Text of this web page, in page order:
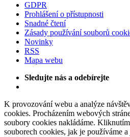
GDPR
Prohlášení o přístupnosti
Snadné čtení
Zásady používání souborů
Novinky
RSS
Mapa webu
Sledujte nás a odebírejte
K provozování webu a analýze
cookies. Procházením webových
soubory cookies nakládáme.
souborech cookies, jak je používáme